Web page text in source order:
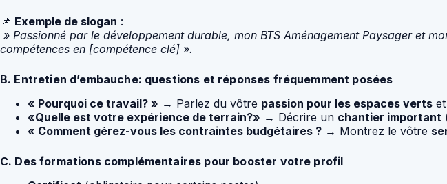
📌 Exemple de slogan :
» Passionné par le développement durable, mon BTS Aménagement Paysager et
compétences en [compétence clé] ».
B. Entretien d’embauche: questions et réponses fréquemment posées
« Pourquoi ce travail? » → Parlez du vôtre passion pour les espaces verts
«Quelle est votre expérience de terrain?» → Décrire un chantier important
« Comment gérez-vous les contraintes budgétaires ? → Montrez le vôtre
C. Des formations complémentaires pour booster votre profil